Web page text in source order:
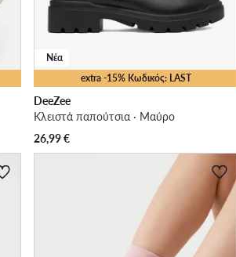
extra -15% Κωδικός: LAST
Νέα
DeeZee
Κλειστά παπούτσια · Μαύρο
26,99€